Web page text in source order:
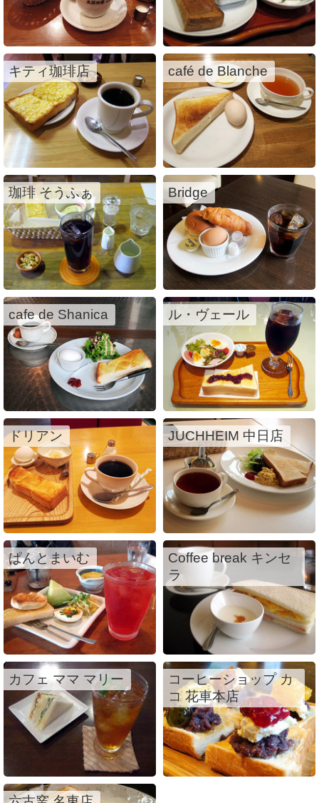
キティ珈琲店 café de Blanche
珈琲 そうふぁ Bridge
cafe de Shanica ル・ヴェール
ドリアン JUCHHEIM 中日店
ぱんとまいむ
Coffee break キンセ
ラ
カフェ ママ マリー
コーヒーショップ カ
コ 花車本店